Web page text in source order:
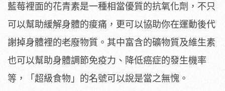
藍莓裡面的花青素是一種相當優質的抗氧化劑，不只
可以幫助緩解身體的痠痛，更可以協助你在運動後代
謝掉身體裡的老廢物質。其中富含的礦物質及維生素
也可以幫助身體調節免疫力、降低癌症的發生機率
等，「超級食物」的名號可以說是當之無愧。